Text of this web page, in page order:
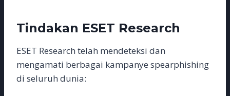
Tindakan ESET Research
ESET Research telah mendeteksi dan
mengamati berbagai kampanye spearphishing
di seluruh dunia: